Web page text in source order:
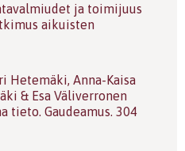
ja toimijuus
aikuisten
Hetemäki, Anna-Kaisa
& Esa Väliverronen
tieto. Gaudeamus. 304